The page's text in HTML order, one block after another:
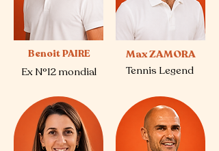
Benoit PAIRE
Ex N°12 mondial
Max ZAMORA
Tennis Legend